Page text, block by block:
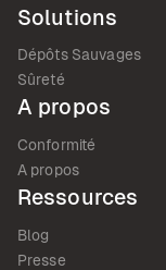
Solutions
Dépôts Sauvages
Sûreté
A propos
Conformité
A propos
Ressources
Blog
Presse